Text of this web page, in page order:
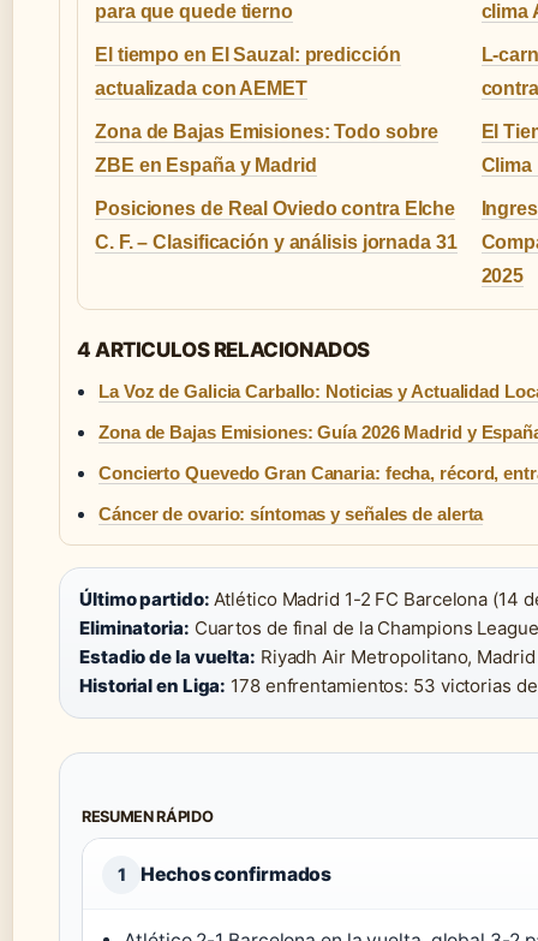
para que quede tierno
clima
El tiempo en El Sauzal: predicción
actualizada con AEMET
L-
Zona de Bajas Emisiones: Todo sobre
ZBE en España y Madrid
El
Clima
Posiciones de Real Oviedo contra Elche
C. F. – Clasificación y análisis jornada 31
2025
4 ARTICULOS RELACIONADOS
La Voz de Galicia Carballo: Noticias y Actualidad
Zona de Bajas Emisiones: Guía 2026 Madrid y
Concierto Quevedo Gran Canaria: fecha, récord,
Cáncer de ovario: síntomas y señales de alerta
Último partido: Atlético Madrid 1-2 FC Barcelona (14
Eliminatoria: Cuartos de final de la Champions
Estadio de la vuelta: Riyadh Air Metropolitano, Madrid
Historial en Liga: 178 enfrentamientos: 53 victorias
RESUMEN RÁPIDO
1 Hechos confirmados